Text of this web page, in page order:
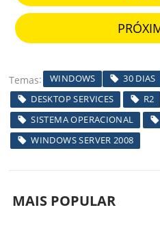
Temas WINDOWS 30 DIAS
DESKTOP SERVICES
R2
SISTEMA OPERACIONAL
WINDOWS SERVER 2008
MAIS POPULAR